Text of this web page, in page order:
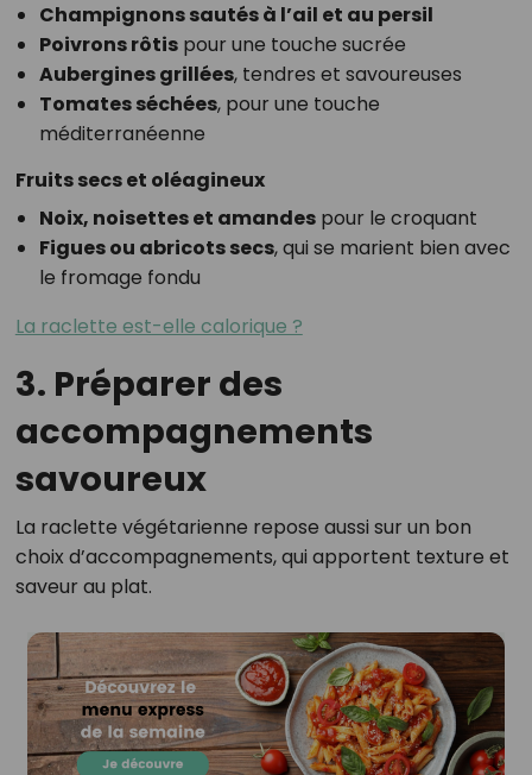
Champignons sautés à l’ail et au persil
Poivrons rôtispour une touche sucrée
Aubergines grillées, tendres et savoureuses
Tomates séchées, pour une touche
méditerranéenne
Fruits secs et oléagineux
Noix, noisettes et amandespour le croquant
Figues ou abricots secs, qui se marient bien avec
le fromage fondu
La raclette est-elle calorique ?
3. Préparer des
accompagnements
savoureux
La raclette végétarienne repose aussi sur un bon
choix d’accompagnements, qui apportent texture et
saveur au plat.